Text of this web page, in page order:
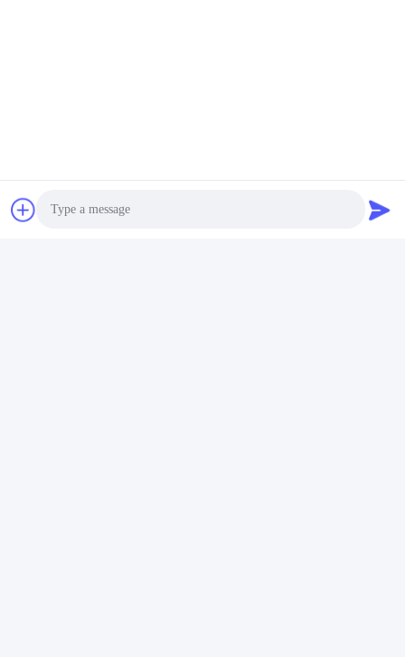
Σκληραίνοντας Ράβδος Τρυπανιών Πετρελαίου